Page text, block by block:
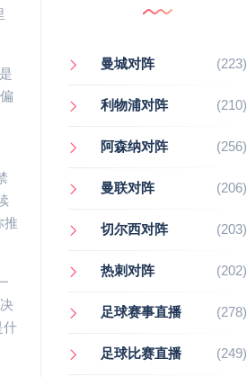
推
什
曼城对阵 (223)
利物浦对阵 (210)
阿森纳对阵 (256)
曼联对阵 (206)
切尔西对阵 (203)
热刺对阵 (202)
足球赛事直播 (278)
足球比赛直播 (249)